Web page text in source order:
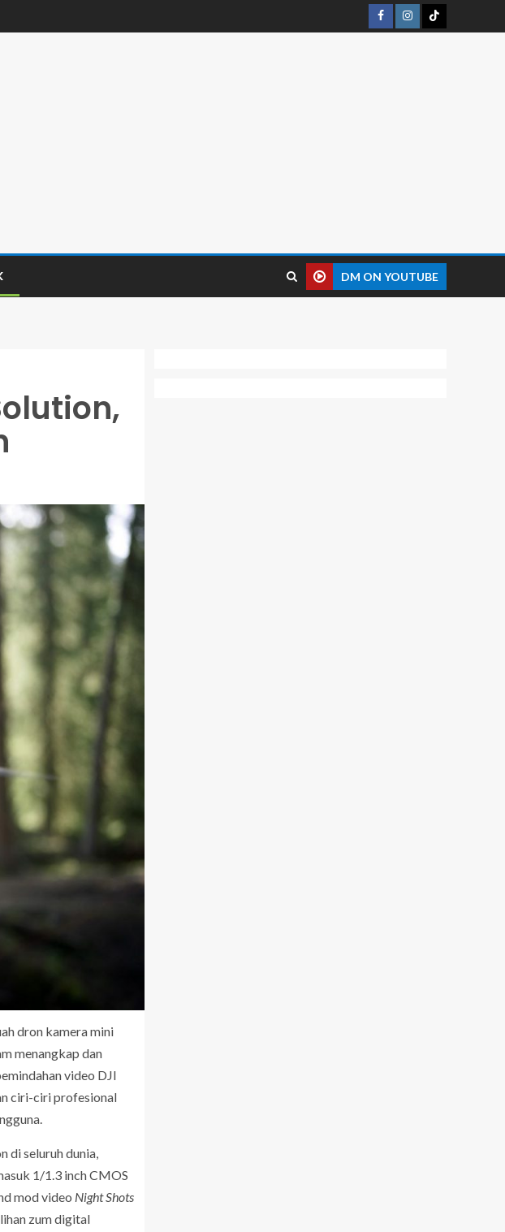
DM ON YOUTUBE
dron kamera mini
menangkap dan
video DJI
ciri-ciri profesional
di seluruh dunia,
1/1.3 inch CMOS
mod video Night Shots
zum digital